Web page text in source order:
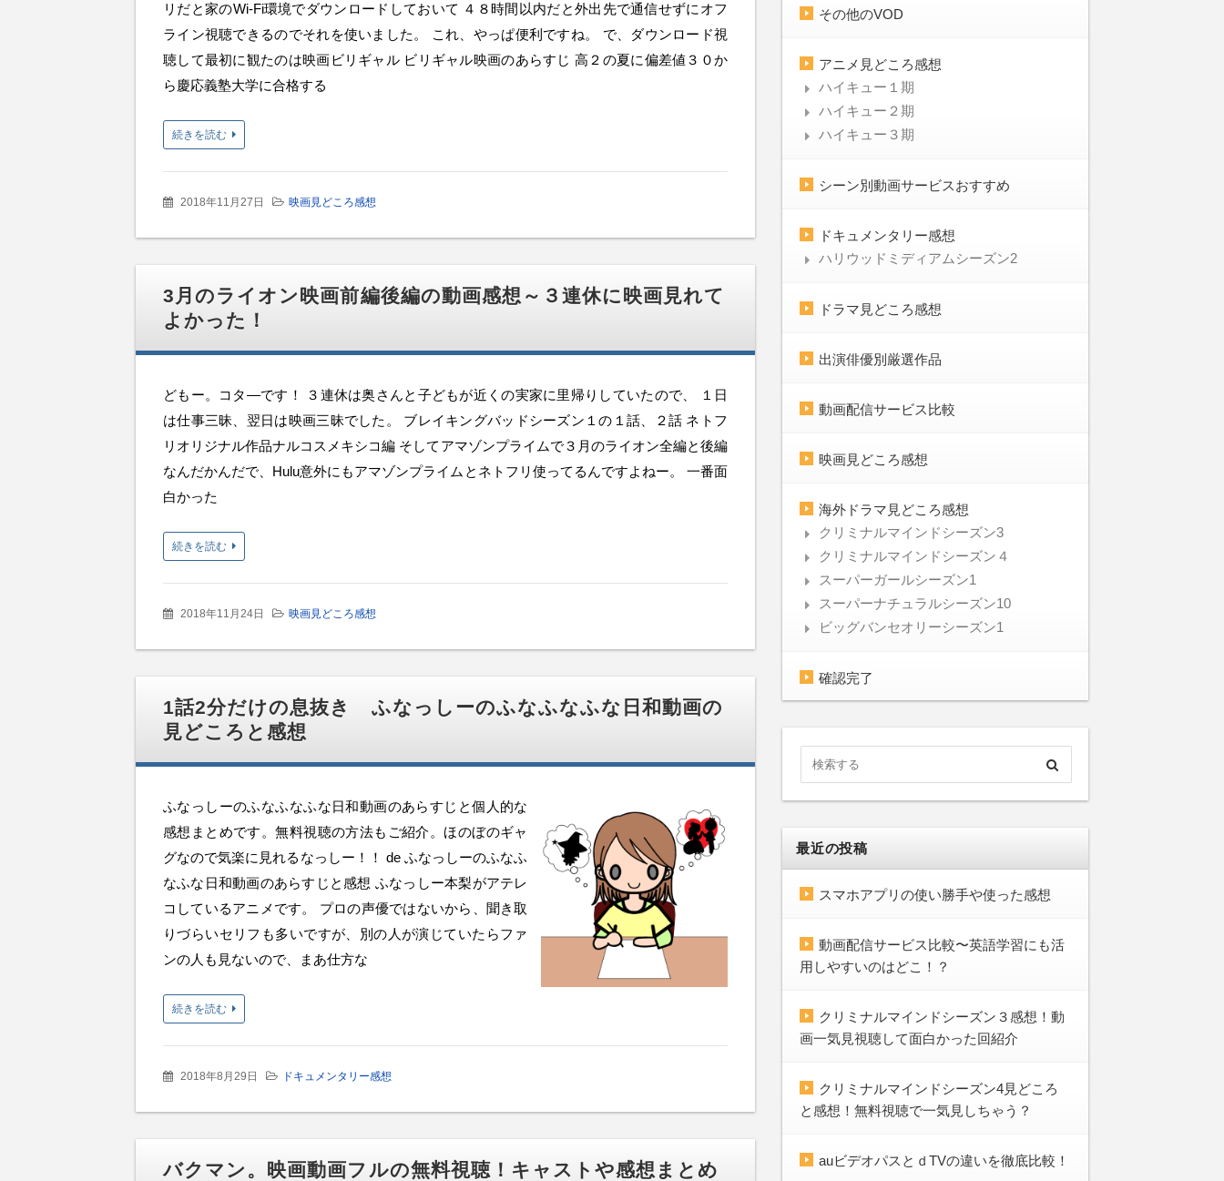
リだと家のWi-Fi環境でダウンロードしておいて ４８時間以内だと外出先で通信せずにオフ
ライン視聴できるのでそれを使いました。 これ、やっぱ便利ですね。 で、ダウンロード視
聴して最初に観たのは映画ビリギャル ビリギャル映画のあらすじ 高２の夏に偏差値３０か
ら慶応義塾大学に合格する
続きを読む
2018年11月27日 映画見どころ感想
3月のライオン映画前編後編の動画感想～３連休に映画見れて
よかった！
どもー。コタ―です！ ３連休は奥さんと子どもが近くの実家に里帰りしていたので、 １日
は仕事三昧、翌日は映画三昧でした。 ブレイキングバッドシーズン１の１話、２話 ネトフ
リオリジナル作品ナルコスメキシコ編 そしてアマゾンプライムで３月のライオン全編と後編
なんだかんだで、Hulu意外にもアマゾンプライムとネトフリ使ってるんですよねー。 一番面
白かった
続きを読む
2018年11月24日 映画見どころ感想
1話2分だけの息抜き ふなっしーのふなふなふな日和動画の
見どころと感想
ふなっしーのふなふなふな日和動画のあらすじと個人的な
感想まとめです。無料視聴の方法もご紹介。ほのぼのギャ
グなので気楽に見れるなっしー！！ de ふなっしーのふなふ
なふな日和動画のあらすじと感想 ふなっしー本梨がアテレ
コしているアニメです。 プロの声優ではないから、聞き取
りづらいセリフも多いですが、別の人が演じていたらファ
ンの人も見ないので、まあ仕方な
続きを読む
2018年8月29日 ドキュメンタリー感想
バクマン。映画動画フルの無料視聴！キャストや感想まとめ
その他のVOD
アニメ見どころ感想
ハイキュー１期
ハイキュー２期
ハイキュー３期
シーン別動画サービスおすすめ
ドキュメンタリー感想
ハリウッドミディアムシーズン2
ドラマ見どころ感想
出演俳優別厳選作品
動画配信サービス比較
映画見どころ感想
海外ドラマ見どころ感想
クリミナルマインドシーズン3
クリミナルマインドシーズン４
スーパーガールシーズン1
スーパーナチュラルシーズン10
ビッグバンセオリーシーズン1
確認完了
最近の投稿
スマホアプリの使い勝手や使った感想
動画配信サービス比較〜英語学習にも活
用しやすいのはどこ！？
クリミナルマインドシーズン３感想！動
画一気見視聴して面白かった回紹介
クリミナルマインドシーズン4見どころ
と感想！無料視聴で一気見しちゃう？
auビデオパスとｄTVの違いを徹底比較！